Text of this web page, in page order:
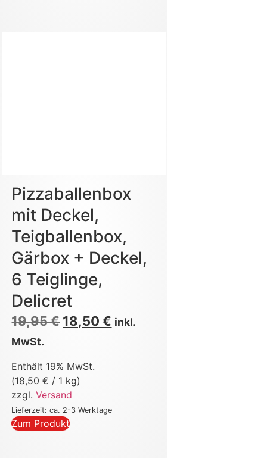
Pizzaballenbox
mit Deckel,
Teigballenbox,
Gärbox + Deckel,
6 Teiglinge,
Delicret
19,95€ 18,50€ inkl.
MwSt.
Enthält 19% MwSt.
(18,50€ / 1 kg)
zzgl.Versand
Lieferzeit: ca. 2-3 Werktage
Zum Produkt